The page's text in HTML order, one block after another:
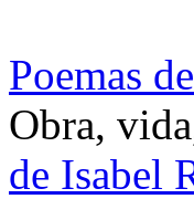
Poemas
Obra,
de Isabel